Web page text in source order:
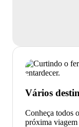
Vários
Conheça todos
próxima viagem